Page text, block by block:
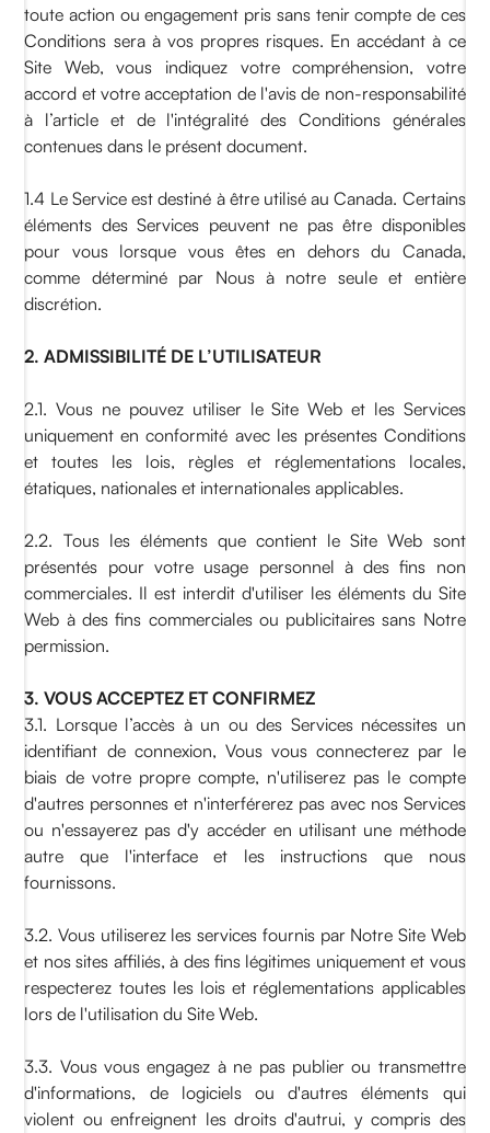
toute action ou engagement pris sans tenir compte de ces
Conditions sera à vos propres risques. En accédant à ce
Site Web, vous indiquez votre compréhension, votre
accord et votre acceptation de l'avis de non-responsabilité
à l’article et de l'intégralité des Conditions générales
contenues dans le présent document.
1.4 Le Service est destiné à être utilisé au Canada. Certains
éléments des Services peuvent ne pas être disponibles
pour vous lorsque vous êtes en dehors du Canada,
comme déterminé par Nous à notre seule et entière
discrétion.
2. ADMISSIBILITÉ DE L’UTILISATEUR
2.1. Vous ne pouvez utiliser le Site Web et les Services
uniquement en conformité avec les présentes Conditions
et toutes les lois, règles et réglementations locales,
étatiques, nationales et internationales applicables.
2.2. Tous les éléments que contient le Site Web sont
présentés pour votre usage personnel à des fins non
commerciales. Il est interdit d'utiliser les éléments du Site
Web à des fins commerciales ou publicitaires sans Notre
permission.
3. VOUS ACCEPTEZ ET CONFIRMEZ
3.1. Lorsque l’accès à un ou des Services nécessites un
identifiant de connexion, Vous vous connecterez par le
biais de votre propre compte, n'utiliserez pas le compte
d'autres personnes et n'interférerez pas avec nos Services
ou n'essayerez pas d'y accéder en utilisant une méthode
autre que l'interface et les instructions que nous
fournissons.
3.2. Vous utiliserez les services fournis par Notre Site Web
et nos sites affiliés, à des fins légitimes uniquement et vous
respecterez toutes les lois et réglementations applicables
lors de l'utilisation du Site Web.
3.3. Vous vous engagez à ne pas publier ou transmettre
d'informations, de logiciels ou d'autres éléments qui
violent ou enfreignent les droits d'autrui, y compris des